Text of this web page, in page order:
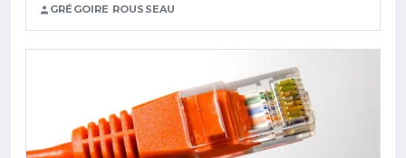
GRÉGOIRE ROUSSEAU